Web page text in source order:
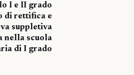
I e II grado
di rettifica e
suppletiva
nella scuola
di I grado